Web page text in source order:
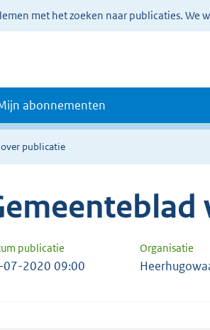
met het zoeken naar publicaties. We
abonnementen
publicatie
publicatie Organisatie
2020 09:00